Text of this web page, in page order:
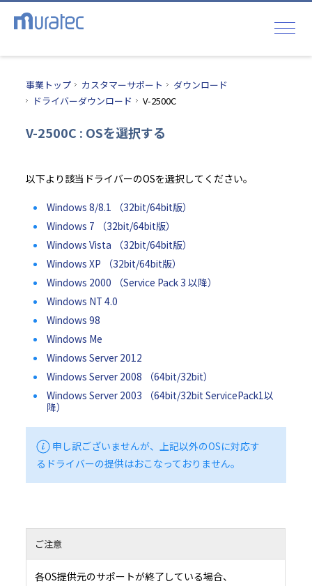
事業トップ カスタマーサポート
ダウンロード
ドライバーダウンロード
V-2500C
V-2500C : OSを選択する
以下より該当ドライバーのOSを選択してください。
Windows 8/8.1 （32bit/64bit版）
Windows 7 （32bit/64bit版）
Windows Vista （32bit/64bit版）
Windows XP （32bit/64bit版）
Windows 2000 （Service Pack 3 以降）
Windows NT 4.0
Windows 98
Windows Me
Windows Server 2012
Windows Server 2008 （64bit/32bit）
Windows Server 2003 （64bit/32bit ServicePack1以
降）
申し訳ございませんが、上記以外のOSに対応す
るドライバーの提供はおこなっておりません。
ご注意
各OS提供元のサポートが終了している場合、